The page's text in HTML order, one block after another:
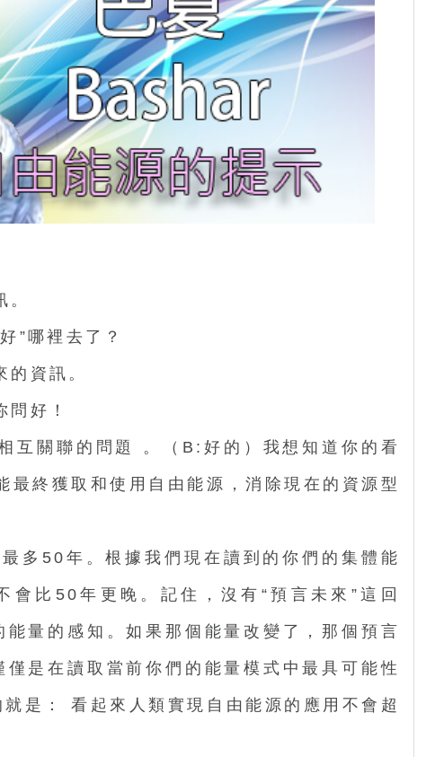
”哪裡去了？
的資訊。
問好！
互關聯的問題 。（B:好的）我想知道你的看
最終獲取和使用自由能源，消除現在的資源型
多50年。根據我們現在讀到的你們的集體能
會比50年更晚。記住，沒有“預言未來”這回
量的感知。如果那個能量改變了，那個預言
是在讀取當前你們的能量模式中最具可能性
是： 看起來人類實現自由能源的應用不會超